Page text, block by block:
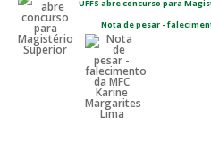
UFFS abre concurso para
Nota de pesar -